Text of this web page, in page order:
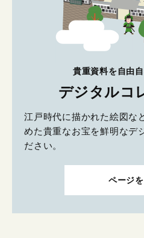
貴重資料を自由
デジタルコ
江戸時代に描かれた絵図な
めた貴重なお宝を鮮明なデ
ださい。
ページ